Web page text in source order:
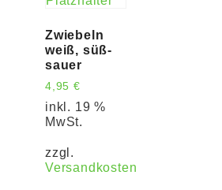
Zwiebeln
weiß, süß-
sauer
4,95 €
inkl. 19 %
MwSt.
zzgl.
Versandkosten